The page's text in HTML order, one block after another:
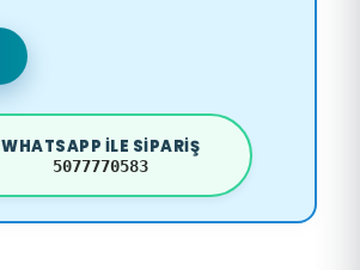
WHATSAPP ILE SIPARIŞ
5077770583